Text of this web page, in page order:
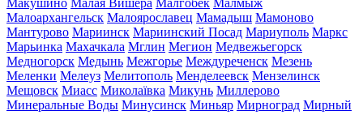
Макушино Малая Вишера Малгобек Малмыж
Малоархангельск Малоярославец Мамадыш Мамоново
Мантурово Мариинск Мариинский Посад Мариуполь Маркс
Марьинка Махачкала Мглин Мегион Медвежьегорск
Медногорск Медынь Межгорье Междуреченск Мезень
Меленки Мелеуз Мелитополь Менделеевск Мензелинск
Мещовск Миасс Миколаївка Микунь Миллерово
Минеральные Воды Минусинск Миньяр Мирноград Мирный